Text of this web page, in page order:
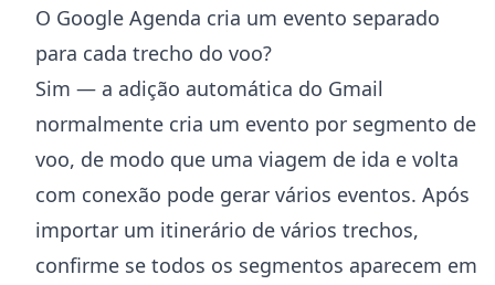
O Google Agenda cria um evento separado
para cada trecho do voo?
Sim — a adição automática do Gmail
normalmente cria um evento por segmento de
voo, de modo que uma viagem de ida e volta
com conexão pode gerar vários eventos. Após
importar um itinerário de vários trechos,
confirme se todos os segmentos aparecem em